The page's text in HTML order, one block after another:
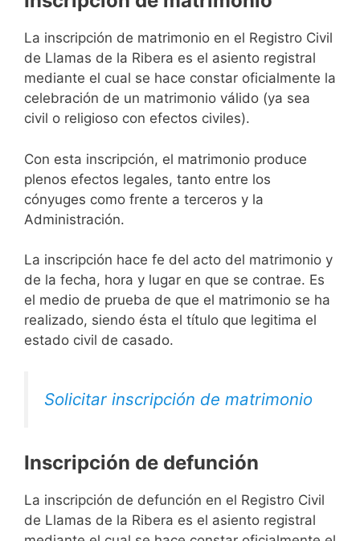
La inscripción de matrimonio en el Registro Civil
de Llamas de la Ribera es el asiento registral
mediante el cual se hace constar oficialmente la
celebración de un matrimonio válido (ya sea
civil o religioso con efectos civiles).
Con esta inscripción, el matrimonio produce
plenos efectos legales, tanto entre los
cónyuges como frente a terceros y la
Administración.
La inscripción hace fe del acto del matrimonio y
de la fecha, hora y lugar en que se contrae. Es
el medio de prueba de que el matrimonio se ha
realizado, siendo ésta el título que legitima el
estado civil de casado.
Solicitar inscripción de matrimonio
Inscripción de defunción
La inscripción de defunción en el Registro Civil
de Llamas de la Ribera es el asiento registral